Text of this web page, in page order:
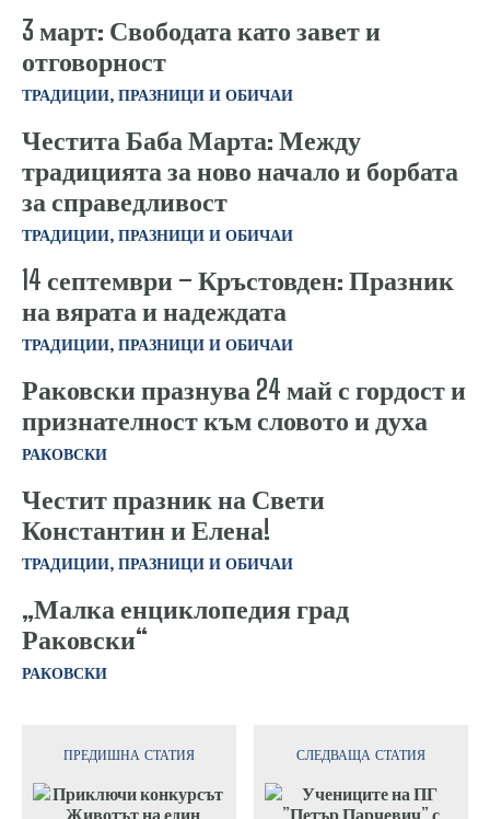
3 март: Свободата като завет и
отговорност
ТРАДИЦИИ, ПРАЗНИЦИ И ОБИЧАИ
Честита Баба Марта: Между
традицията за ново начало и борбата
за справедливост
ТРАДИЦИИ, ПРАЗНИЦИ И ОБИЧАИ
14 септември – Кръстовден: Празник
на вярата и надеждата
ТРАДИЦИИ, ПРАЗНИЦИ И ОБИЧАИ
Раковски празнува 24 май с гордост и
признателност към словото и духа
РАКОВСКИ
Честит празник на Свети
Константин и Елена!
ТРАДИЦИИ, ПРАЗНИЦИ И ОБИЧАИ
„Малка енциклопедия град
Раковски“
РАКОВСКИ
ПРЕДИШНА СТАТИЯ СЛЕДВАЩА СТАТИЯ